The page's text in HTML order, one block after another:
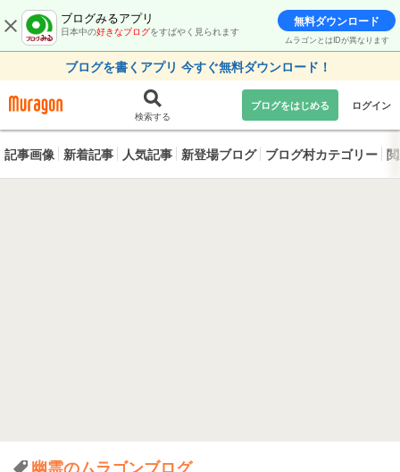
ブログみるアプリ
日本中の好きなブログをすばやく見られます
無料ダウンロード
ムラゴンとはIDが異なります
ブログを書くアプリ 今すぐ無料ダウンロード！
検索する
ブログをはじめる ログイン
記事画像 新着記事 人気記事 新登場ブログ ブログ村カテゴリー